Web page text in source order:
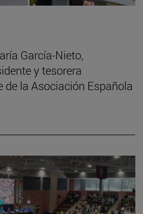
García-Nieto,
y tesorera
de la Asociación Española